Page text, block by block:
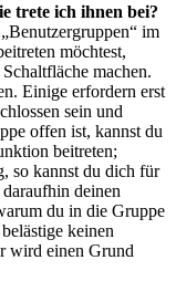
trete ich ihnen bei?
im
möchtest,
machen.
Einige erfordern erst
sein und
offen ist, kannst du
beitreten;
so kannst du dich für
deinen
du in die Gruppe
keinen
wird einen Grund